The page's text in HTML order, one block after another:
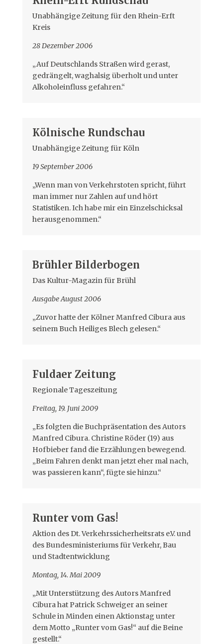
Unabhängige Zeitung für den Rhein-Erft
Kreis
28 Dezember 2006
„Auf Deutschlands Straßen wird gerast,
gedrängelt, waghalsig überholt und unter
Alkoholeinfluss gefahren.“
Kölnische Rundschau
Unabhängige Zeitung für Köln
19 September 2006
„Wenn man von Verkehrstoten spricht, führt
man immer nur Zahlen auf und hört
Statistiken. Ich habe mir ein Einzelschicksal
herausgenommen.“
Brühler Bilderbogen
Das Kultur-Magazin für Brühl
Ausgabe August 2006
„Zuvor hatte der Kölner Manfred Cibura aus
seinem Buch Heiliges Blech gelesen.“
Fuldaer Zeitung
Regionale Tageszeitung
Freitag, 19. Juni 2009
„Es folgten die Buchpräsentation des Autors
Manfred Cibura. Christine Röder (19) aus
Hofbieber fand die Erzählungen bewegend.
„Beim Fahren denkt man jetzt eher mal nach,
was passieren kann“, fügte sie hinzu.“
Runter vom Gas!
Aktion des Dt. Verkehrssicherheitsrats e.V. und
des Bundesministeriums für Verkehr, Bau
und Stadtentwicklung
Montag, 14. Mai 2009
„Mit Unterstützung des Autors Manfred
Cibura hat Patrick Schweiger an seiner
Schule in Minden einen Aktionstag unter
dem Motto „Runter vom Gas!“ auf die Beine
gestellt.“